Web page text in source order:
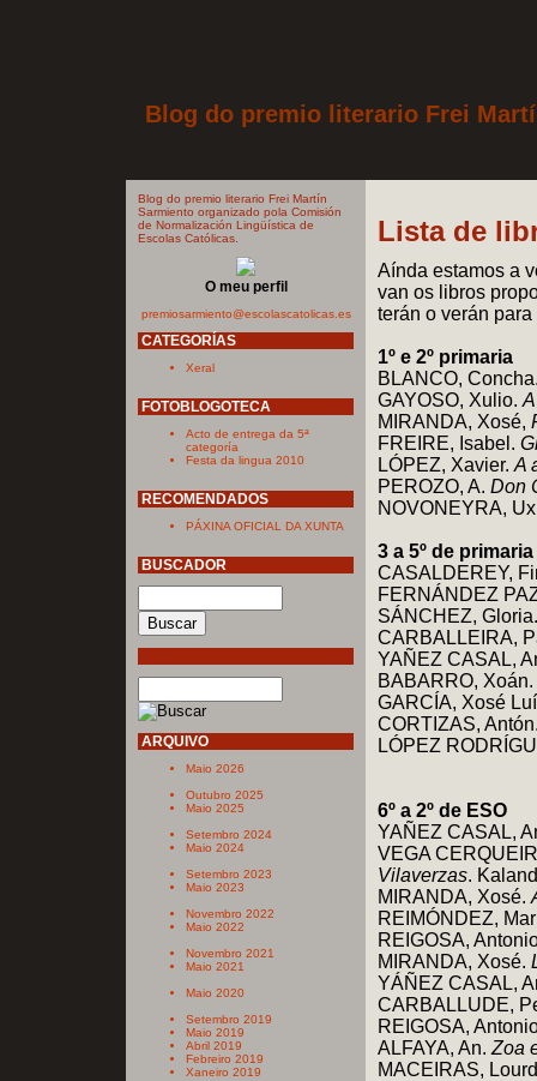
Blog do premio literario Frei
Blog do premio literario Frei Martín
Sarmiento organizado pola Comisión
de Normalización Lingüística de
Escolas Católicas.
O meu perfil
premiosarmiento@escolascatolicas.es
CATEGORÍAS
Xeral
FOTOBLOGOTECA
Acto de entrega da 5ª
categoría
Festa da lingua 2010
RECOMENDADOS
PÁXINA OFICIAL DA XUNTA
BUSCADOR
ARQUIVO
Maio 2026
Outubro 2025
Maio 2025
Setembro 2024
Maio 2024
Setembro 2023
Maio 2023
Novembro 2022
Maio 2022
Novembro 2021
Maio 2021
Maio 2020
Setembro 2019
Maio 2019
Abril 2019
Febreiro 2019
Xaneiro 2019
Lista de
Aínda estamos a
van os libros
terán o verán
1º e 2º primaria
BLANCO,
GAYOSO, Xulio.
MIRANDA, Xosé,
FREIRE, Isabel.
LÓPEZ, Xavier. A
PEROZO, A. Don
NOVONEYRA,
3 a 5º de primaria
CASALDEREY,
FERNÁNDEZ
SÁNCHEZ,
CARBALLEIRA,
YAÑEZ CASAL,
BABARRO, Xoán.
GARCÍA, Xosé
CORTIZAS,
LÓPEZ
6º a 2º de ESO
YAÑEZ CASAL,
VEGA
Vilaverzas.
MIRANDA, Xosé.
REIMÓNDEZ,
REIGOSA,
MIRANDA, Xosé.
YÁÑEZ CASAL,
CARBALLUDE,
REIGOSA,
ALFAYA, An. Zoa
MACEIRAS,